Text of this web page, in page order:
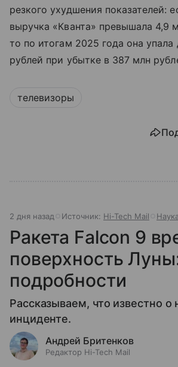
резкого ухудшения показателей:
выручка «Кванта» превышала 4,9
то по итогам 2025 года она
рублей при убытке в 387 млн
телевизоры
2 дня назад Источник: Hi-Tech Mail Наука
Ракета Falcon 9
поверхность
подробности
Рассказываем, что известно
инциденте.
Андрей Бритенков
Редактор Hi-Tech Mail